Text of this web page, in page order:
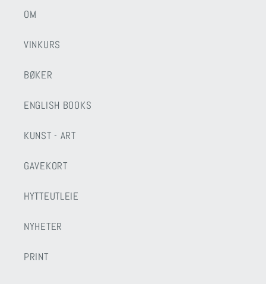
OM
VINKURS
BØKER
ENGLISH BOOKS
KUNST - ART
GAVEKORT
HYTTEUTLEIE
NYHETER
PRINT